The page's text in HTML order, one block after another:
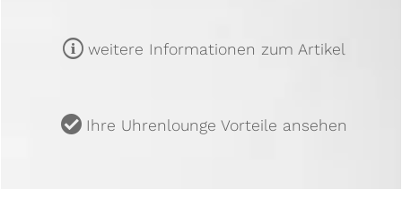
m weitere Informationen zum Artikel
u Ihre Uhrenlounge Vorteile ansehen